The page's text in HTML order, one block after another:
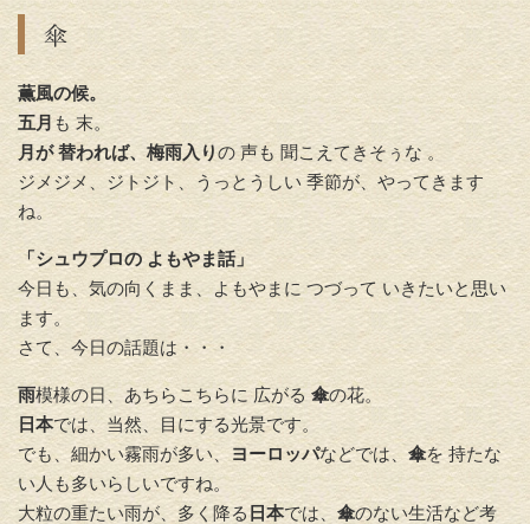
傘
薫風の候。
五月 も 末。
月が 替われば、梅雨入りの 声も 聞こえてきそぅな 。
ジメジメ、ジトジト、うっとうしい 季節が、やってきます
ね。
「シュウプロの よもやま話」
今日も、気の向くまま、よもやまに つづって いきたいと思い
ます。
さて、今日の話題は・・・
雨模様の日、あちらこちらに 広がる 傘の花。
日本では、当然、目にする光景です。
でも、細かい霧雨が多い、 ヨーロッパなどでは、 傘を 持たな
い人も多いらしいですね。
大粒の重たい雨が、多く降る日本では、 傘のない生活など考